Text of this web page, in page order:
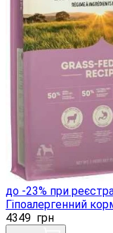
до -23% при
Гіпоалергенний
4349 грн